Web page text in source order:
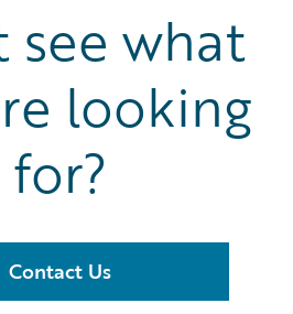
see what
looking
for?
Contact Us